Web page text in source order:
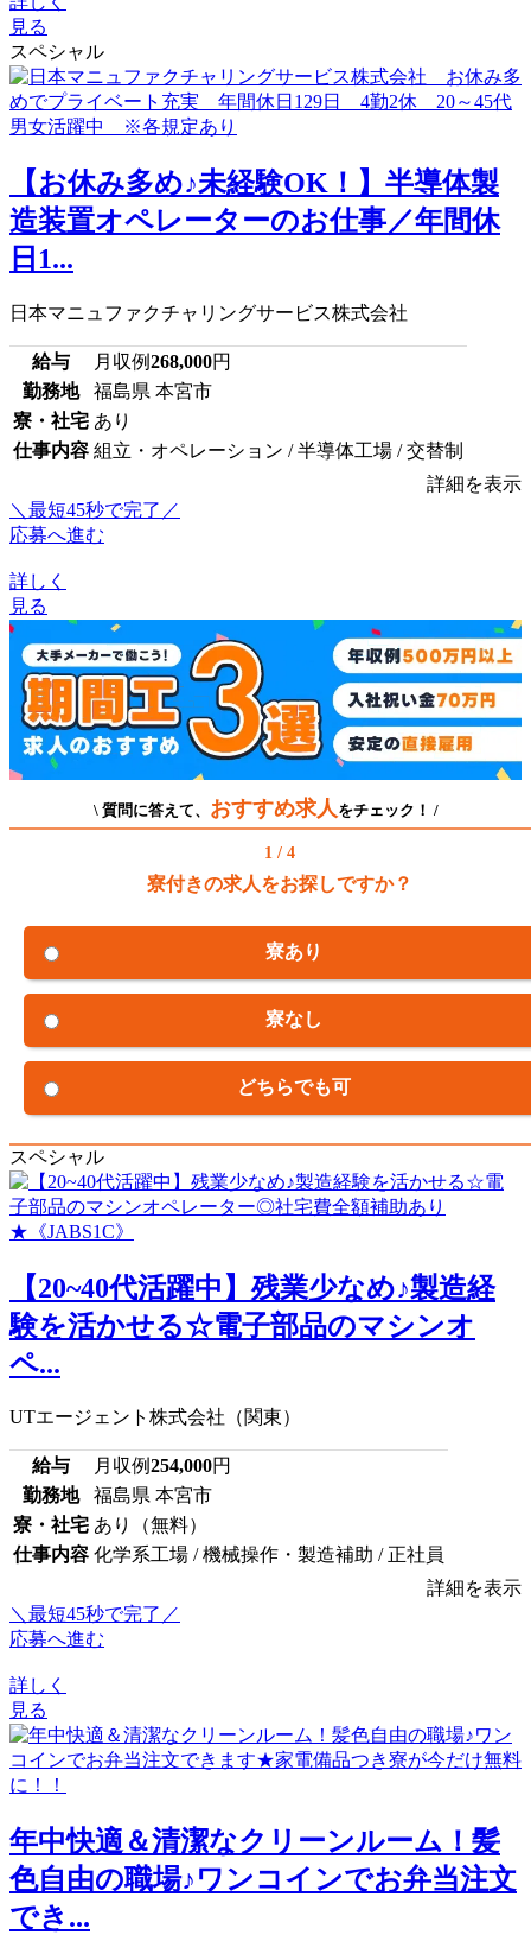
見る
スペシャル
【お休み多め♪未経験OK！】半導体製
造装置オペレーターのお仕事／年間休
日1...
日本マニュファクチャリングサービス株式会社
給与 月収例268,000円
勤務地
福島県 本宮市
寮・社宅 あり
仕事内容 組立・オペレーション / 半導体工場 / 交替制
詳細を表示
＼最短45秒で完了／
応募へ進む
詳しく
見る
\ 質問に答えて、 おすすめ求人 をチェック！ /
1 / 4
寮付きの求人をお探しですか？
寮あり
寮なし
どちらでも可
スペシャル
【20~40代活躍中】残業少なめ♪製造経
験を活かせる☆電子部品のマシンオ
ペ...
UTエージェント株式会社（関東）
給与 月収例254,000円
勤務地
福島県 本宮市
寮・社宅 あり（無料）
仕事内容 化学系工場 / 機械操作・製造補助 / 正社員
詳細を表示
＼最短45秒で完了／
応募へ進む
詳しく
見る
年中快適＆清潔なクリーンルーム！髪
色自由の職場♪ワンコインでお弁当注文
でき...